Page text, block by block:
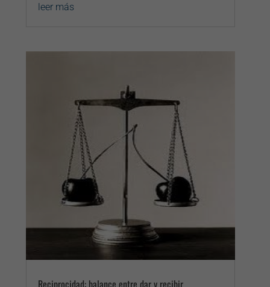
leer más
Reciprocidad: balance entre dar y recibir